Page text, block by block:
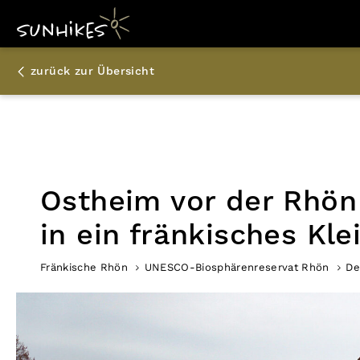
zurück zur Übersicht
Ostheim vor der
in ein fränkisches
Fränkische Rhön UNESCO-Biosphärenreservat Rhön